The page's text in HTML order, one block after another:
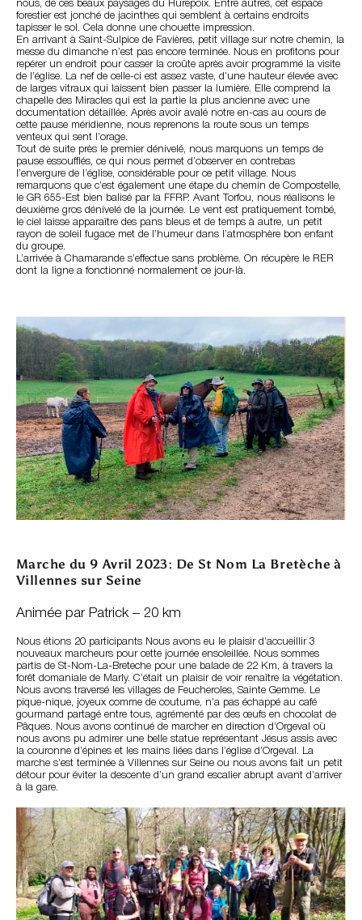
nous, de ces beaux paysages du Hurepoix. Entre autres, cet espace
forestier est jonché de jacinthes qui semblent à certains endroits
tapisser le sol. Cela donne une chouette impression.
En arrivant à Saint-Sulpice de Favières, petit village sur notre chemin, la
messe du dimanche n’est pas encore terminée. Nous en profitons pour
repérer un endroit pour casser la croûte après avoir programmé la visite
de l’église. La nef de celle-ci est assez vaste, d’une hauteur élevée avec
de larges vitraux qui laissent bien passer la lumière. Elle comprend la
chapelle des Miracles qui est la partie la plus ancienne avec une
documentation détaillée. Après avoir avalé notre en-cas au cours de
cette pause méridienne, nous reprenons la route sous un temps
venteux qui sent l’orage.
Tout de suite près le premier dénivelé, nous marquons un temps de
pause essoufflés, ce qui nous permet d’observer en contrebas
l’envergure de l’église, considérable pour ce petit village. Nous
remarquons que c’est également une étape du chemin de Compostelle,
le GR 655-Est bien balisé par la FFRP. Avant Torfou, nous réalisons le
deuxième gros dénivelé de la journée. Le vent est pratiquement tombé,
le ciel laisse apparaître des pans bleus et de temps à autre, un petit
rayon de soleil fugace met de l’humeur dans l’atmosphère bon enfant
du groupe.
L’arrivée à Chamarande s’effectue sans problème. On récupère le RER
dont la ligne a fonctionné normalement ce jour-là.
Marche du 9 Avril 2023: De St Nom La Bretèche à
Villennes sur Seine
Animée par Patrick – 20 km
Nous étions 20 participants Nous avons eu le plaisir d’accueillir 3
nouveaux marcheurs pour cette journée ensoleillée. Nous sommes
partis de St-Nom-La-Breteche pour une balade de 22 Km, à travers la
forêt domaniale de Marly. C’était un plaisir de voir renaître la végétation.
Nous avons traversé les villages de Feucheroles, Sainte Gemme. Le
pique-nique, joyeux comme de coutume, n’a pas échappé au café
gourmand partagé entre tous, agrémenté par des œufs en chocolat de
Pâques. Nous avons continué de marcher en direction d’Orgeval où
nous avons pu admirer une belle statue représentant Jésus assis avec
la couronne d’épines et les mains liées dans l’église d’Orgeval. La
marche s’est terminée à Villennes sur Seine ou nous avons fait un petit
détour pour éviter la descente d’un grand escalier abrupt avant d’arriver
à la gare.